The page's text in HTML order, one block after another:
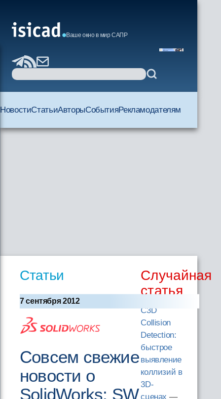
Ваше окно в мир САПР
НовостиСтатьиАвторыСобытияРекламодателям
Статьи
7 сентября 2012
Совсем свежие
новости о
SolidWorks: SW
Случайная
статья
C3D
Collision
Detection:
быстрое
выявление
коллизий в
3D-
сценах —